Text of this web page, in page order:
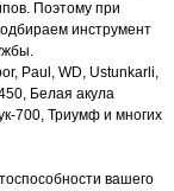
Поэтому при
инструмент
Paul, WD, Ustunkarli,
Белая акула
700, Триумф и многих
вашего